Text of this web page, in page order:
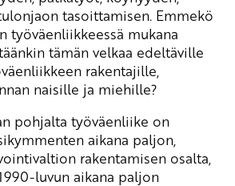
tasoittamisen. Emmekö
työväenliikkeessä mukana
tämän velkaa edeltäville
rakentajille,
naisille ja miehille?
pohjalta työväenliike on
aikana paljon,
rakentamisen osalta,
luvun aikana paljon